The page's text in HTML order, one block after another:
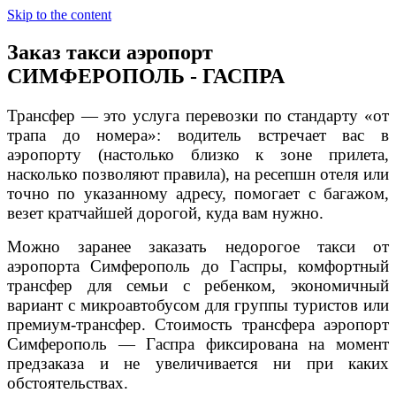
Skip to the content
Заказ такси аэропорт
СИМФЕРОПОЛЬ - ГАСПРА
Трансфер — это услуга перевозки по стандарту «от
трапа до номера»: водитель встречает вас в
аэропорту (настолько близко к зоне прилета,
насколько позволяют правила), на ресепшн отеля или
точно по указанному адресу, помогает с багажом,
везет кратчайшей дорогой, куда вам нужно.
Можно заранее заказать недорогое такси от
аэропорта Симферополь до Гаспры, комфортный
трансфер для семьи с ребенком, экономичный
вариант с микроавтобусом для группы туристов или
премиум-трансфер. Стоимость трансфера аэропорт
Симферополь — Гаспра фиксирована на момент
предзаказа и не увеличивается ни при каких
обстоятельствах.